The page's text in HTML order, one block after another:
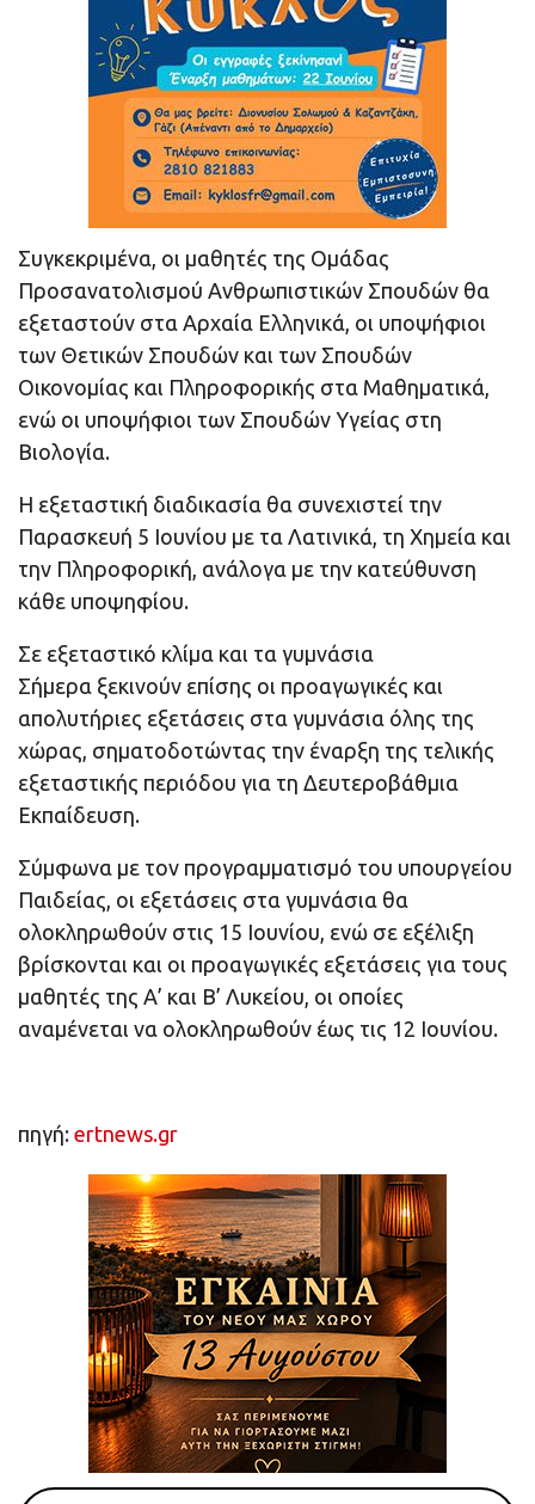
Συγκεκριμένα, οι μαθητές της Ομάδας
Προσανατολισμού Ανθρωπιστικών Σπουδών θα
εξεταστούν στα Αρχαία Ελληνικά, οι υποψήφιοι
των Θετικών Σπουδών και των Σπουδών
Οικονομίας και Πληροφορικής στα Μαθηματικά,
ενώ οι υποψήφιοι των Σπουδών Υγείας στη
Βιολογία.
Η εξεταστική διαδικασία θα συνεχιστεί την
Παρασκευή 5 Ιουνίου με τα Λατινικά, τη Χημεία και
την Πληροφορική, ανάλογα με την κατεύθυνση
κάθε υποψηφίου.
Σε εξεταστικό κλίμα και τα γυμνάσια
Σήμερα ξεκινούν επίσης οι προαγωγικές και
απολυτήριες εξετάσεις στα γυμνάσια όλης της
χώρας, σηματοδοτώντας την έναρξη της τελικής
εξεταστικής περιόδου για τη Δευτεροβάθμια
Εκπαίδευση.
Σύμφωνα με τον προγραμματισμό του υπουργείου
Παιδείας, οι εξετάσεις στα γυμνάσια θα
ολοκληρωθούν στις 15 Ιουνίου, ενώ σε εξέλιξη
βρίσκονται και οι προαγωγικές εξετάσεις για τους
μαθητές της Α’ και Β’ Λυκείου, οι οποίες
αναμένεται να ολοκληρωθούν έως τις 12 Ιουνίου.
πηγή: ertnews.gr